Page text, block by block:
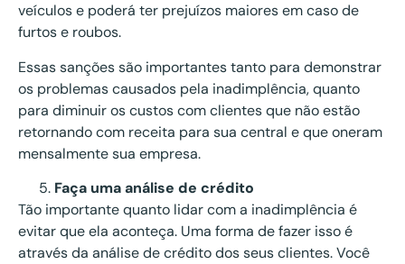
veículos e poderá ter prejuízos maiores em caso de
furtos e roubos.
Essas sanções são importantes tanto para demonstrar
os problemas causados pela inadimplência, quanto
para diminuir os custos com clientes que não estão
retornando com receita para sua central e que oneram
mensalmente sua empresa.
Faça uma análise de crédito
Tão importante quanto lidar com a inadimplência é
evitar que ela aconteça. Uma forma de fazer isso é
através da análise de crédito dos seus clientes. Você